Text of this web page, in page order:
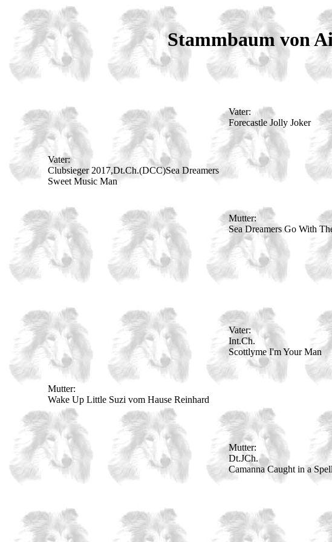
Stammbaum von
Vater:
Clubsieger 2017,Dt.Ch.(DCC)Sea Dreamers
Sweet Music Man
Vater:
Forecastle Jolly Joker
Mutter:
Sea Dreamers Go With
Mutter:
Wake Up Little Suzi vom Hause Reinhard
Vater:
Int.Ch.
Scottlyme I'm Your Man
Mutter:
Dt.JCh.
Camanna Caught in a Spell